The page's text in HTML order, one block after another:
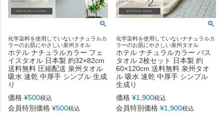
化学染料を使用していないナチュラルカ
ラーのお肌にやさしい泉州タオル
ホテル ナチュラルカラー フェ
イスタオル 日本製 約32×82cm
送料無料 圧縮配送 泉州タオル
吸水 速乾 中厚手 シンプル 生成
り
価格 ¥500税込
会員特別価格 ¥500税込
化学染料を使用していないナチュラルカ
ラーのお肌にやさしい泉州タオル
ホテル ナチュラルカラー バス
タオル 2枚セット 日本製 約
60×120cm 送料無料 泉州タオ
ル 吸水 速乾 中厚手 シンプル
生成り
価格 ¥1,900税込
会員特別価格 ¥1,900税込